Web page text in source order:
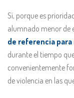
Sí, porque es
alumnado menor de
de referencia
durante el tiempo
convenientemente
de violencia en las